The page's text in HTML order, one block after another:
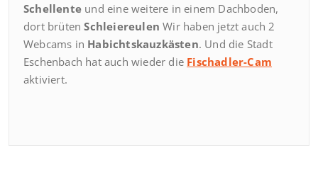
Schellente und eine weitere in einem Dachboden,
dort brütenSchleiereulen Wir haben jetzt auch 2
Webcams in Habichtskauzkästen. Und die Stadt
Eschenbach hat auch wieder die Fischadler-Cam
aktiviert.